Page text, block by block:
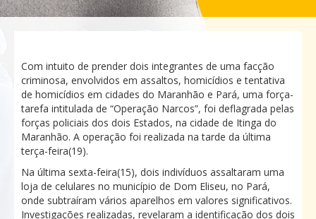
Com intuito de prender dois integrantes de uma facção
criminosa, envolvidos em assaltos, homicídios e tentativa
de homicídios em cidades do Maranhão e Pará, uma força-
tarefa intitulada de “Operação Narcos”, foi deflagrada pelas
forças policiais dos dois Estados, na cidade de Itinga do
Maranhão. A operação foi realizada na tarde da última
terça-feira(19).
Na última sexta-feira(15), dois indivíduos assaltaram uma
loja de celulares no município de Dom Eliseu, no Pará,
onde subtraíram vários aparelhos em valores significativos.
Investigações realizadas, revelaram a identificação dos dois